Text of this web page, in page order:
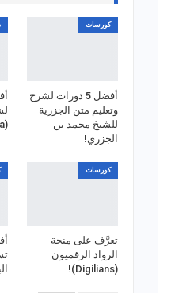
كورسات
أفضل 5 دورات لشرح
وتعليم متن الجزرية
للشيخ محمد بن
الجزري!
(Figma) من الصفر…
كورسات
تعرَّف على منحة
الرواد الرقميون
(Digilians)!